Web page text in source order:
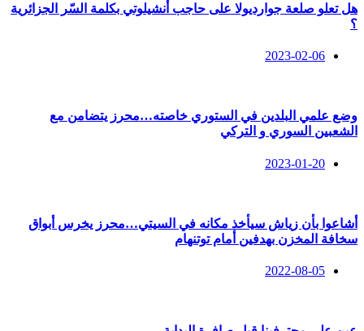
هل تعلو صلعة جوارديولا على حاجب أنشيلوتي بكلمة السّر الجزائرية
؟
2023-02-06
وضع علمي البلدين في الستوري خاصته…محرز يتضامن مع
الشعبين السوري و التركي
2023-01-20
أشاعوا بأن زياش سيأخذ مكانه في السيتي…محرز يخرس أبواق
سخافة المخزن بهدفين أمام توتنهام
2022-08-05